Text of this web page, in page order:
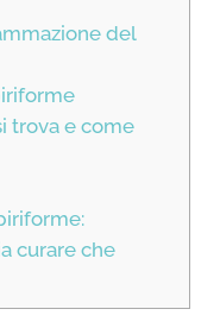
del
trova e come
curare che